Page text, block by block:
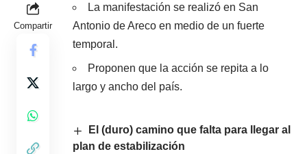
Compartir
La manifestación se realizó en San
Antonio de Areco en medio de un fuerte
temporal.
Proponen que la acción se repita a lo
largo y ancho del país.
El (duro) camino que falta para llegar al
plan de estabilización